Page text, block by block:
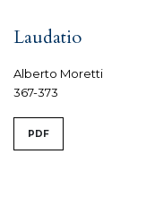
Laudatio
Alberto Moretti
367-373
PDF